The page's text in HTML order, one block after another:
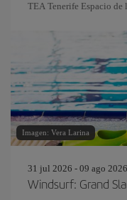
TEA Tenerife Espacio de
Imagen: Vera Larina
31 jul 2026 - 09 ago 2026
Windsurf: Grand